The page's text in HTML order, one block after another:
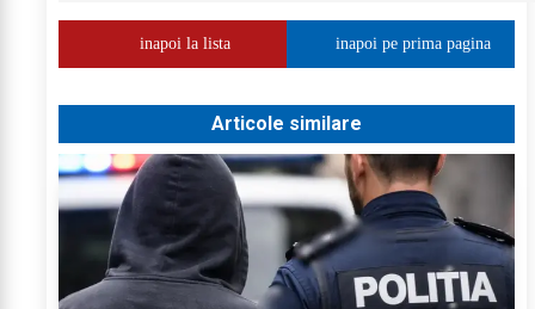
inapoi la lista inapoi pe prima pagina
Articole similare